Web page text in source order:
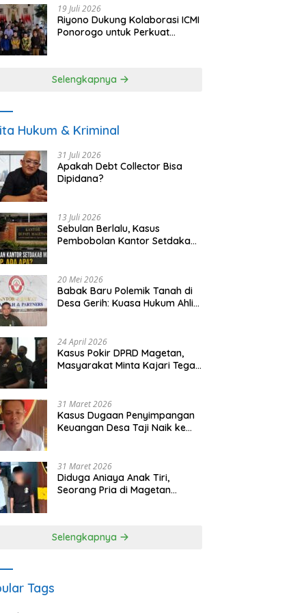
19 Juli 2026
Riyono Dukung Kolaborasi ICMI
Ponorogo untuk Perkuat
Selengkapnya
Hukum & Kriminal
31 Juli 2026
Apakah Debt Collector Bisa
Dipidana?
13 Juli 2026
Sebulan Berlalu, Kasus
Pembobolan Kantor Setdakab
20 Mei 2026
Babak Baru Polemik Tanah di
Desa Gerih: Kuasa Hukum Ahli
24 April 2026
Kasus Pokir DPRD Magetan,
Masyarakat Minta Kajari Tegak
31 Maret 2026
Kasus Dugaan Penyimpangan
Keuangan Desa Taji Naik ke
31 Maret 2026
Diduga Aniaya Anak Tiri,
Seorang Pria di Magetan
Selengkapnya
Tags